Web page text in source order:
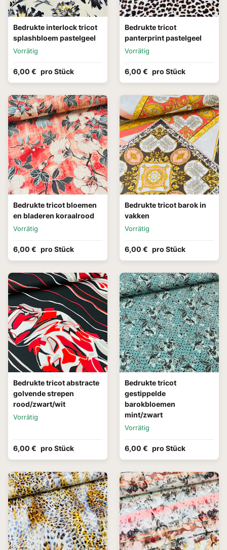
Bedrukte interlock tricot
splashbloem pastelgeel
Vorrätig
6,00 € pro Stück
Bedrukte tricot
panterprint pastelgeel
Vorrätig
6,00 € pro Stück
Bedrukte tricot bloemen
en bladeren koraalrood
Vorrätig
6,00 € pro Stück
Bedrukte tricot barok in
vakken
Vorrätig
6,00 € pro Stück
Bedrukte tricot abstracte
golvende strepen
rood/zwart/wit
Vorrätig
6,00 € pro Stück
Bedrukte tricot
gestippelde
barokbloemen
mint/zwart
Vorrätig
6,00 € pro Stück